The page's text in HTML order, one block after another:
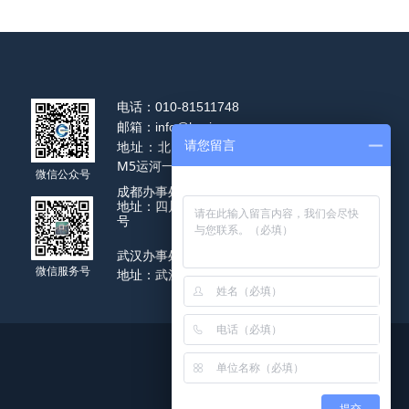
微信公众号
电话： 010-81511748
邮箱： info@hysj-vr.com
地址：北京市通州区通州区运河园路
M5运河一号3号楼7层
微信服务号
成都办事处
地址：四川省成都市天府大道北段1700
号
武汉办事处
地址：武汉洪山区书城路170号
请您留言